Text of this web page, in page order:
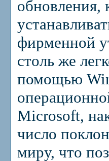
обновления,
фирменной
столь же
помощью
Microsoft,
число
миру, что